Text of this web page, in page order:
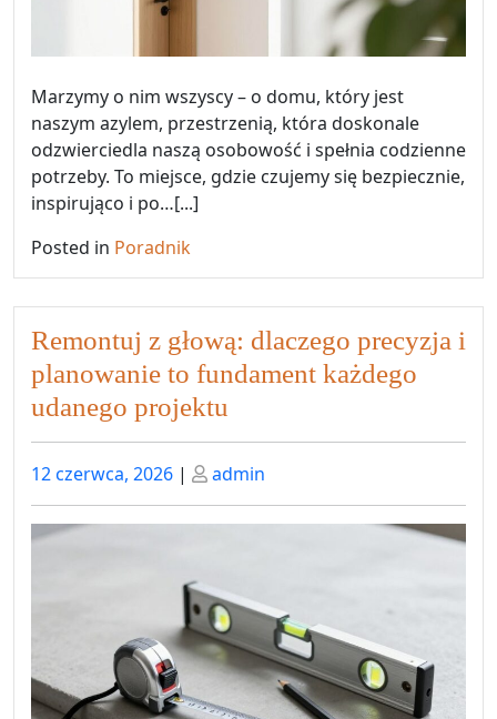
Marzymy o nim wszyscy – o domu, który jest
naszym azylem, przestrzenią, która doskonale
odzwierciedla naszą osobowość i spełnia codzienne
potrzeby. To miejsce, gdzie czujemy się bezpiecznie,
inspirująco i po…[...]
Posted in Poradnik
Remontuj z głową: dlaczego precyzja i
planowanie to fundament każdego
udanego projektu
Posted
on
12 czerwca, 2026 | Posted
on
admin